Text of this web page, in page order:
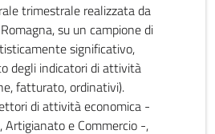
trimestrale realizzata da
su un campione di
significativo,
degli indicatori di attività
fatturato, ordinativi).
di attività economica -
Artigianato e Commercio -,